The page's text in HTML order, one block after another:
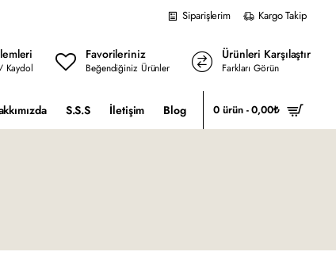
Siparişlerim Kargo Takip
Kaydol
Favorileriniz
Beğendiğiniz Ürünler
Ürünleri Karşılaştır
Farkları Görün
S.S.S İletişim Blog 0 ürün - 0,00₺